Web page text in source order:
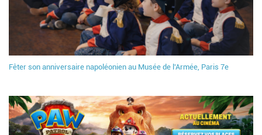
Fêter son anniversaire napoléonien au Musée de l'Armée, Paris 7e